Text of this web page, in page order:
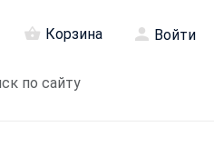
Корзина Войти